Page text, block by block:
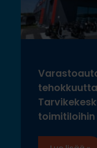
toimitiloihin